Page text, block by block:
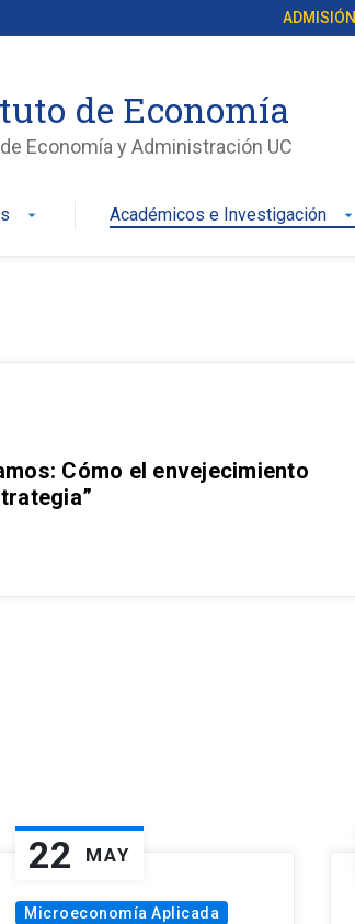
ADMISIÓN
de Economía
Economía y Administración UC
arrow_drop_down Académicos e Investigación arrow_drop_down
Cómo el envejecimiento
22 MAY
Microeconomía Aplicada